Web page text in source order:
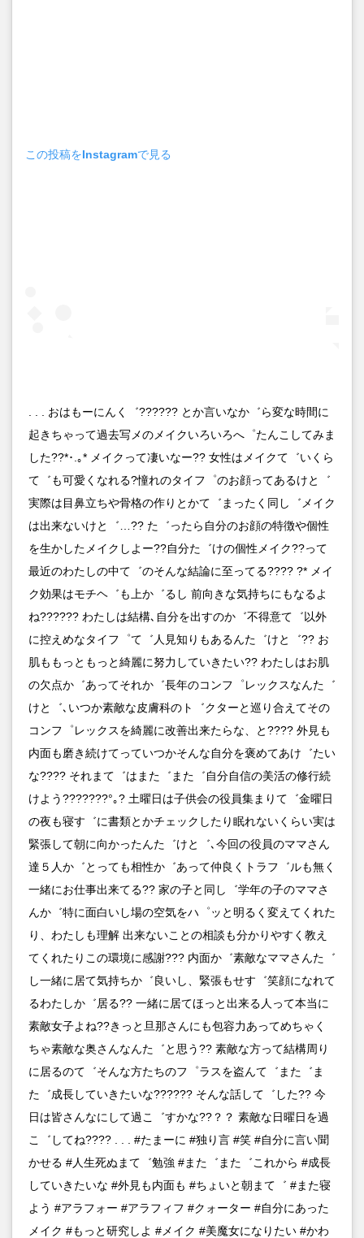
この投稿をInstagramで見る
. . . おはもーにんく゛?????? とか言いなか゛ら変な時間に
起きちゃって過去写メのメイクいろいろへ゜たんこしてみま
した??*･.｡* メイクって凄いなー?? 女性はメイクて゛いくら
て゛も可愛くなれる?憧れのタイフ゜のお顔ってあるけと゛
実際は目鼻立ちや骨格の作りとかて゛まったく同し゛メイク
は出来ないけと゛…?? た゛ったら自分のお顔の特徴や個性
を生かしたメイクしよー??自分た゛けの個性メイク??って
最近のわたしの中て゛のそんな結論に至ってる???? ?* メイ
ク効果はモチヘ゛も上か゛るし 前向きな気持ちにもなるよ
ね?????? わたしは結構､自分を出すのか゛不得意て゛以外
に控えめなタイフ゜て゛人見知りもあるんた゛けと゛?? お
肌ももっともっと綺麗に努力していきたい?? わたしはお肌
の欠点か゛あってそれか゛長年のコンフ゜レックスなんた゛
けと゛､いつか素敵な皮膚科のト゛クターと巡り合えてその
コンフ゜レックスを綺麗に改善出来たらな、と???? 外見も
内面も磨き続けてっていつかそんな自分を褒めてあけ゛たい
な???? それまて゛はまた゛また゛自分自信の美活の修行続
けよう???????°｡? 土曜日は子供会の役員集まりて゛金曜日
の夜も寝す゛に書類とかチェックしたり眠れないくらい実は
緊張して朝に向かったんた゛けと゛､今回の役員のママさん
達５人か゛とっても相性か゛あって仲良くトラフ゛ルも無く
一緒にお仕事出来てる?? 家の子と同し゛学年の子のママさ
んか゛特に面白いし場の空気をハ゜ッと明るく変えてくれた
り、わたしも理解 出来ないことの相談も分かりやすく教え
てくれたりこの環境に感謝??? 内面か゛素敵なママさんた゛
し一緒に居て気持ちか゛良いし、緊張もせす゛笑顔になれて
るわたしか゛居る?? 一緒に居てほっと出来る人って本当に
素敵女子よね??きっと旦那さんにも包容力あってめちゃく
ちゃ素敵な奥さんなんた゛と思う?? 素敵な方って結構周り
に居るのて゛そんな方たちのフ゜ラスを盗んて゛また゛ま
た゛成長していきたいな?????? そんな話して゛した?? 今
日は皆さんなにして過こ゛すかな??？？ 素敵な日曜日を過
こ゛してね???? . . . #たまーに #独り言 #笑 #自分に言い聞
かせる #人生死ぬまて゛勉強 #また゛また゛これから #成長
していきたいな #外見も内面も #ちょいと朝まて゛ #また寝
よう #アラフォー #アラフィフ #クォーター #自分にあった
メイク #もっと研究しよ #メイク #美魔女になりたい #かわ